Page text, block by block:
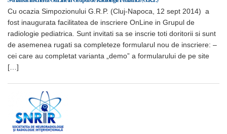
Cu ocazia Simpozionului G.R.P. (Cluj-Napoca, 12 sept 2014) a
fost inaugurata facilitatea de inscriere OnLine in Grupul de
radiologie pediatrica. Sunt invitati sa se inscrie toti doritorii si sunt
de asemenea rugati sa completeze formularul nou de inscriere: –
cei care au completat varianta „demo” a formularului de pe site
[…]